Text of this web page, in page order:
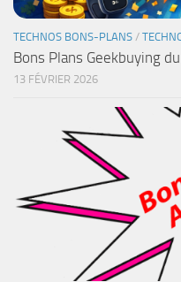
TECHNOS BONS-PLANS /
Bons Plans Geekbuying
13 FÉVRIER 2026